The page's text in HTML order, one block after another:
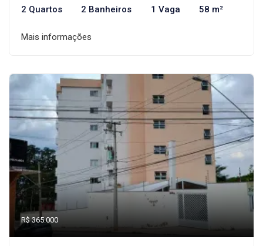
2 Quartos 2 Banheiros 1 Vaga 58 m²
Mais informações
R$ 365.000